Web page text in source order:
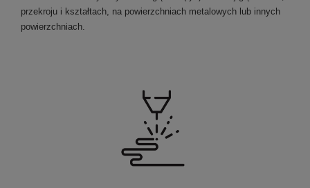
przekroju i kształtach, na powierzchniach metalowych lub innych
powierzchniach.